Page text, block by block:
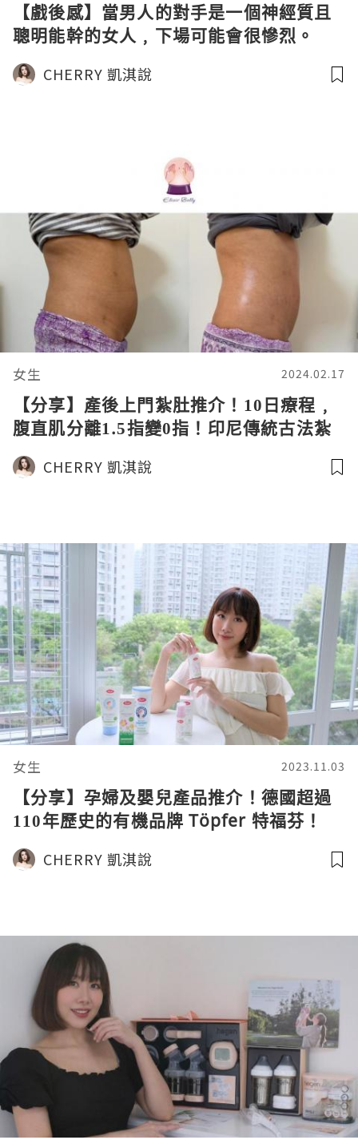
【戲後感】當男人的對手是一個神經質且
聰明能幹的女人﹐下場可能會很慘烈。
《婚後事》
CHERRY 凱淇說
女生 2024.02.17
【分享】產後上門紮肚推介！10日療程﹐
腹直肌分離1.5指變0指！印尼傳統古法紮
肚 Elixir Belly
CHERRY 凱淇說
女生 2023.11.03
【分享】孕婦及嬰兒產品推介！德國超過
110年歷史的有機品牌 Töpfer 特福芬！
CHERRY 凱淇說